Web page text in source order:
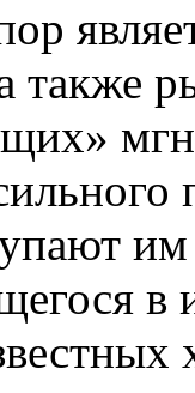
также
в